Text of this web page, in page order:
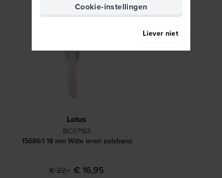
Lotus
BC07163
15686/1 18 mm Witte leren polsband
€ 22,- € 16,95
Cookie-instellingen
Liever niet